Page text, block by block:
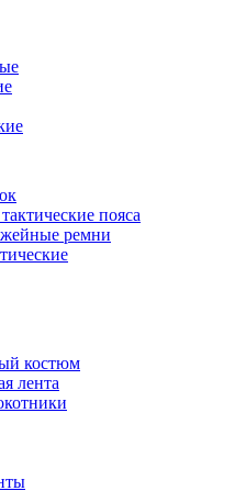
пояса
ремни
костюм
лента